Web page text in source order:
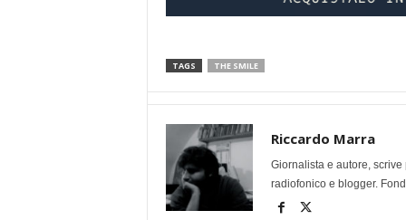
TAGS THE SMILE
Riccardo Marra
Giornalista e autore,
radiofonico e blogger.